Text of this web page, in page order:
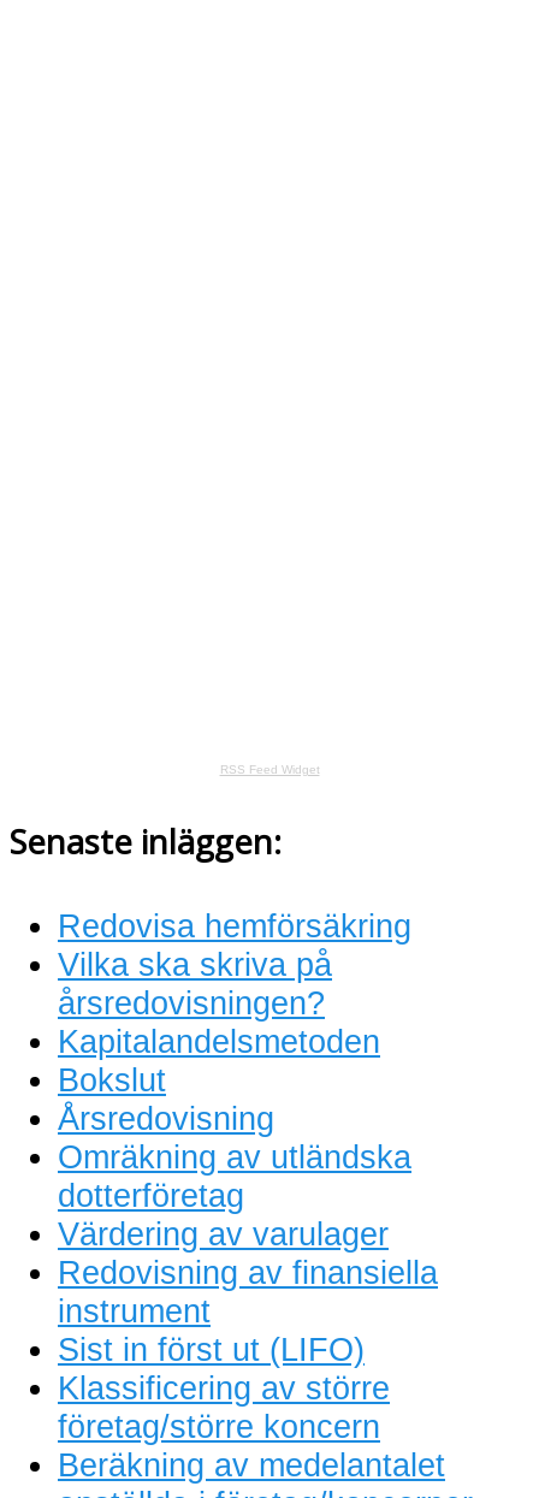
RSS Feed Widget
Senaste inläggen:
Redovisa hemförsäkring
Vilka ska skriva på
årsredovisningen?
Kapitalandelsmetoden
Bokslut
Årsredovisning
Omräkning av utländska
dotterföretag
Värdering av varulager
Redovisning av finansiella
instrument
Sist in först ut (LIFO)
Klassificering av större
företag/större koncern
Beräkning av medelantalet